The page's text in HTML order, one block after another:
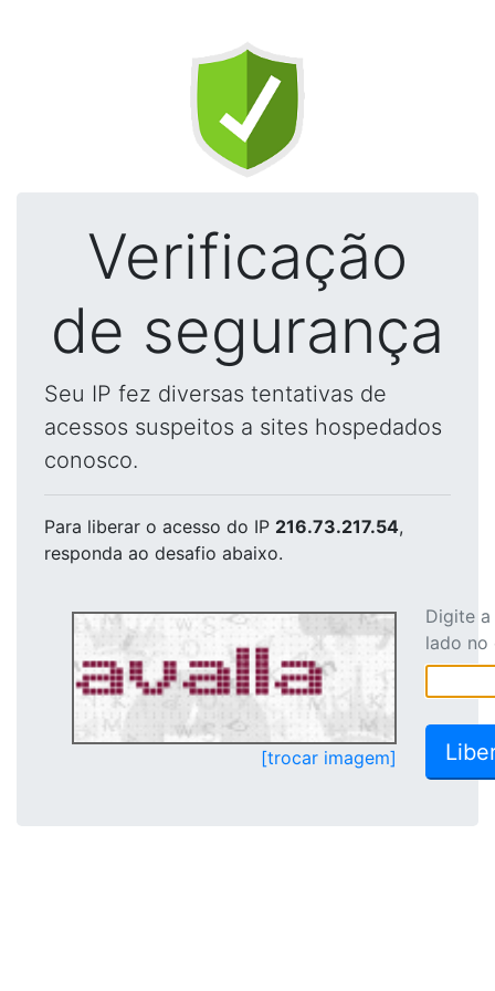
Verificação
de segurança
Seu IP fez diversas tentativas de
acessos suspeitos a sites hospedados
conosco.
Para liberar o acesso do IP 216.73.217.54,
responda ao desafio abaixo.
[trocar imagem]
Digite
lado no